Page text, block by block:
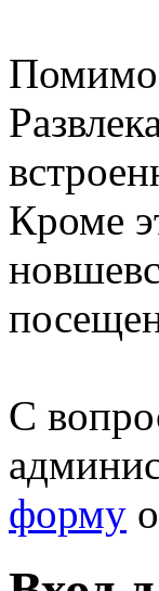
Помимо
Кроме
С
форму